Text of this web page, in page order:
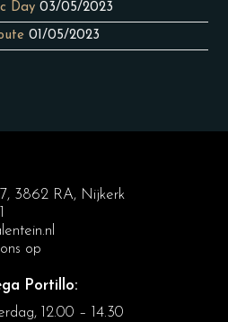
Day 03/05/2023
01/05/2023
3862 RA, Nijkerk
op
Portillo:
12.00 – 14.30